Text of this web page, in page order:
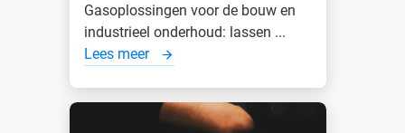
Gasoplossingen voor de bouw en
industrieel onderhoud: lassen ...
Lees meer